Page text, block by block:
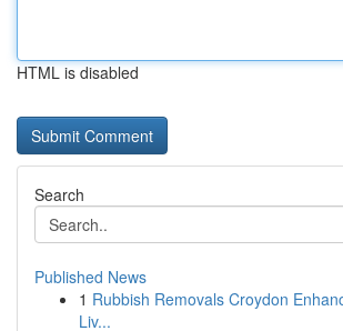
HTML is disabled
Search
Published News
1 Rubbish Removals Croydon
Liv...